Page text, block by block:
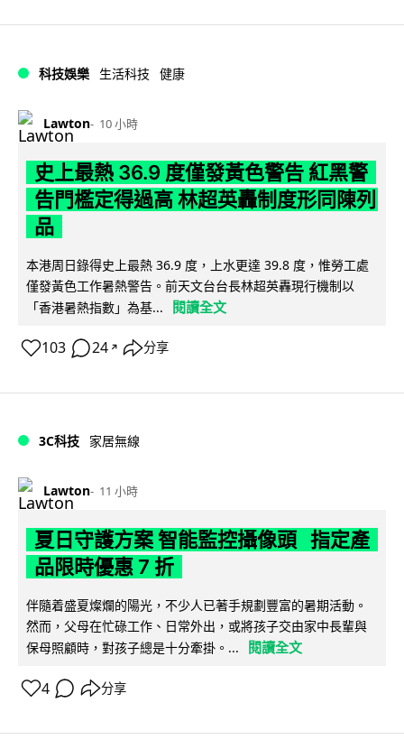
科技娛樂 生活科技 健康
Lawton 10 小時
史上最熱 36.9 度僅發黃色警告 紅黑警
告門檻定得過高 林超英轟制度形同陳列
品
本港周日錄得史上最熱 36.9 度，上水更達 39.8 度，惟勞工處
僅發黃色工作暑熱警告。前天文台台長林超英轟現行機制以
「香港暑熱指數」為基...
閱讀全文
103 24 ↗ 分享
3C科技 家居無線
Lawton 11 小時
夏日守護方案 智能監控攝像頭 指定產
品限時優惠 7 折
伴隨着盛夏燦爛的陽光，不少人已著手規劃豐富的暑期活動。
然而，父母在忙碌工作、日常外出，或將孩子交由家中長輩與
保母照顧時，對孩子總是十分牽掛。...
閱讀全文
4 分享